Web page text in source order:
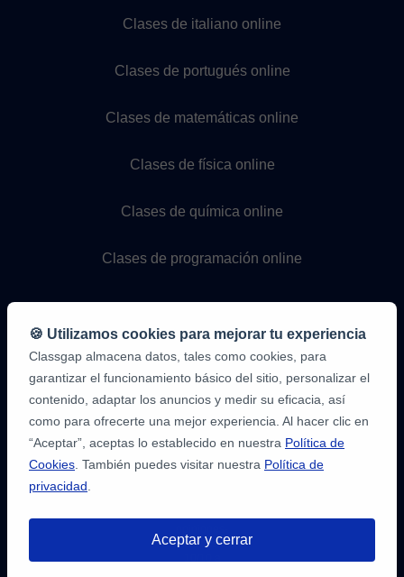
Clases de italiano online
Clases de portugués online
Clases de matemáticas online
Clases de física online
Clases de química online
Clases de programación online
9,6/10
1.339.284
opiniones
verificadas.com
🍪 Utilizamos cookies para mejorar tu experiencia
Classgap almacena datos, tales como cookies, para
garantizar el funcionamiento básico del sitio, personalizar el
contenido, adaptar los anuncios y medir su eficacia, así
como para ofrecerte una mejor experiencia. Al hacer clic en
“Aceptar”, aceptas lo establecido en nuestra Política de
Cookies . También puedes visitar nuestra Política de
privacidad
Aceptar y cerrar